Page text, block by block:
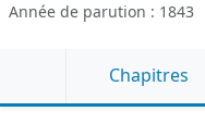
Année de parution : 1843
Chapitres